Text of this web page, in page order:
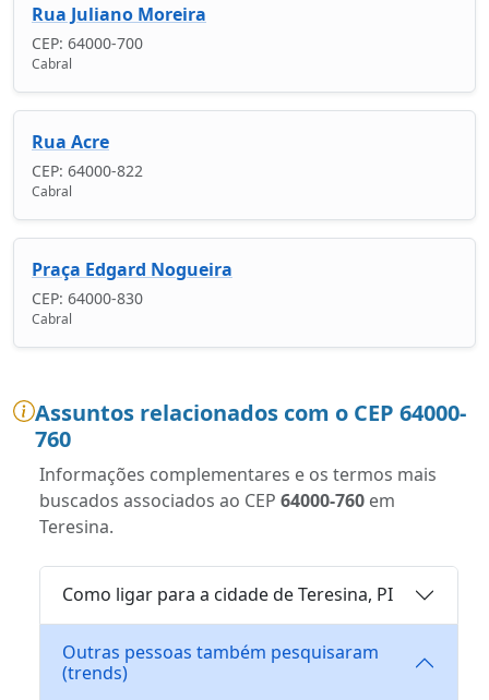
Rua Juliano Moreira
CEP: 64000-700
Cabral
Rua Acre
CEP: 64000-822
Cabral
Praça Edgard Nogueira
CEP: 64000-830
Cabral
Assuntos relacionados com o CEP 64000-
760
Informações complementares e os termos mais
buscados associados ao CEP 64000-760 em
Teresina.
Como ligar para a cidade de Teresina, PI
Outras pessoas também pesquisaram
(trends)